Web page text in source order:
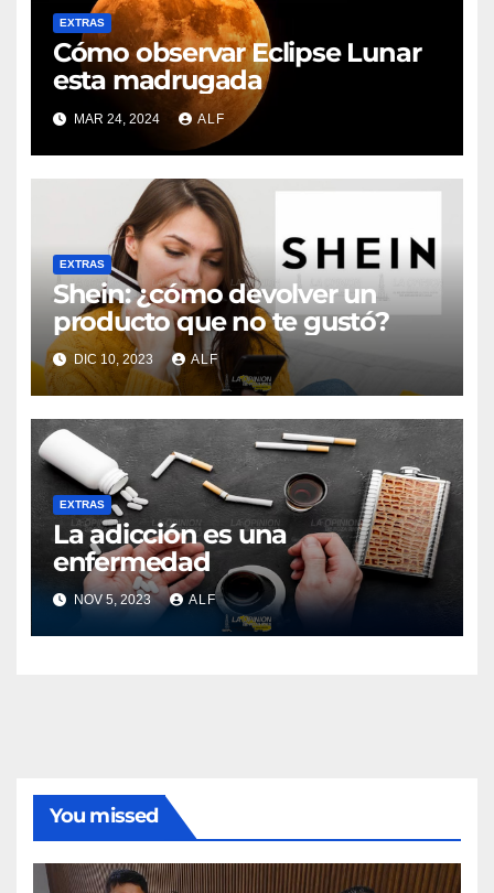
EXTRAS
Cómo observar Eclipse Lunar
esta madrugada
MAR 24, 2024 ALF
EXTRAS
Shein: ¿cómo devolver un
producto que no te gustó?
DIC 10, 2023 ALF
EXTRAS
La adicción es una
enfermedad
NOV 5, 2023 ALF
You missed